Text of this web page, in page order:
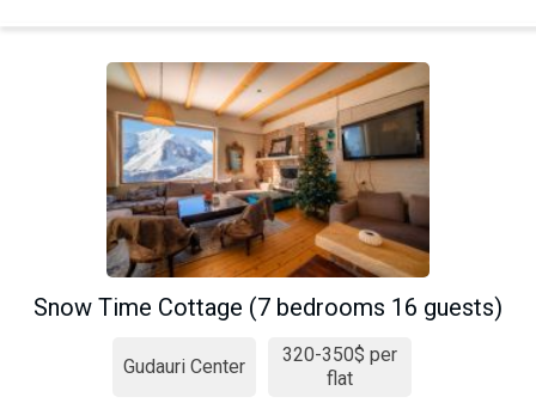
Snow Time Cottage (7 bedrooms 16 guests)
Gudauri Center
320-350$ per
flat